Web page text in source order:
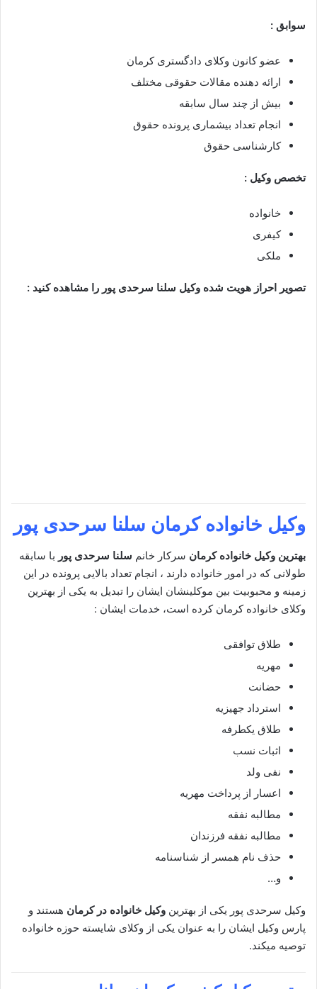
سوابق :
عضو کانون وکلای دادگستری کرمان
ارائه دهنده مقالات حقوقی مختلف
بیش از چند سال سابقه
انجام تعداد بیشماری پرونده حقوق
کارشناسی حقوق
تخصص وکیل :
خانواده
کیفری
ملکی
تصویر احراز هویت شده وکیل سلنا سرحدی پور را مشاهده کنید :
وکیل خانواده کرمان سلنا سرحدی پور
بهترین وکیل خانواده کرمان سرکار خانم سلنا سرحدی پور با سابقه
طولانی که در امور خانواده دارند ، انجام تعداد بالایی پرونده در این
زمینه و محبوبیت بین موکلینشان ایشان را تبدیل به یکی از بهترین
وکلای خانواده کرمان کرده است، خدمات ایشان :
طلاق توافقی
مهریه
حضانت
استرداد جهیزیه
طلاق یکطرفه
اثبات نسب
نفی ولد
اعسار از پرداخت مهریه
مطالبه نفقه
مطالبه نفقه فرزندان
حذف نام همسر از شناسنامه
و…
وکیل سرحدی پور یکی از بهترین وکیل خانواده در کرمان هستند و
پارس وکیل ایشان را به عنوان یکی از وکلای شایسته حوزه خانواده
توصیه میکند.